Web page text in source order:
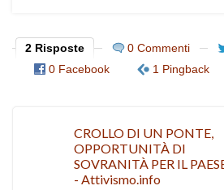
2 Risposte 0 Commenti
0 Facebook
1 Pingback
CROLLO DI UN PONTE,
OPPORTUNITÀ DI
SOVRANITÀ PER IL
- Attivismo.info